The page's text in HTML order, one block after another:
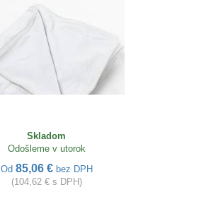
Skladom
Odošleme v utorok
Od 85,06 € bez DPH
(104,62 € s DPH)